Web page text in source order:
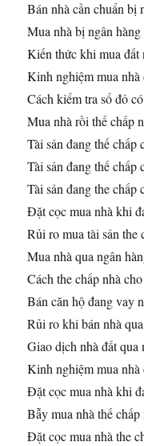
Bán nhà cần chuẩn bị
Mua nhà bị ngân
Kiến thức khi mua đất
Kinh nghiệm mua nhà
Cách kiểm tra sổ đỏ
Mua nhà rồi thế chấp
Tài sản đang thế chấp
Tài sản đang thế chấp
Tài sản đang the chấp
Đặt cọc mua nhà khi
Rủi ro mua tài sản the
Mua nhà qua ngân
Cách the chấp nhà
Bán căn hộ đang vay
Rủi ro khi bán nhà
Giao dịch nhà đất qua
Kinh nghiệm mua nhà
Đặt cọc mua nhà khi
Bẫy mua nhà thế chấp
Đặt cọc mua nhà the